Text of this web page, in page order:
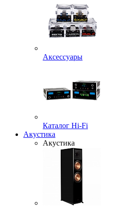
Аксессуары
Каталог Hi-Fi
Акустика
Акустика